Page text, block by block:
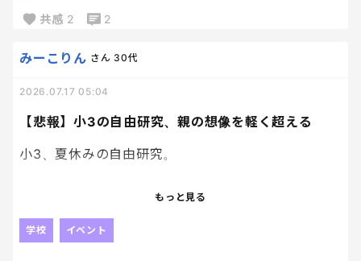
コツって言うかこれやったほうがいいよ！
みたいな何かあれば
共感 2 2
【悲報】小3の自由研究、親の想像を軽く超える
みーこりん さん 30代
2026.07.17 05:04
小3、夏休みの自由研究。
「どうして、地球の空気は吸っても大丈夫なのか？」
テーマが壮大すぎる。
もっと見る
学校 イベント